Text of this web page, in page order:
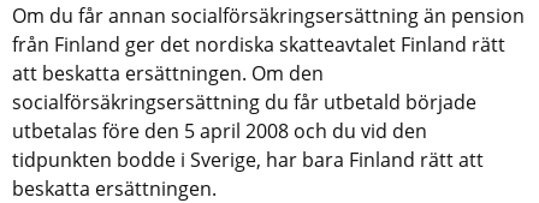
Om du får annan socialförsäkringsersättning än pension
från Finland ger det nordiska skatteavtalet Finland rätt
att beskatta ersättningen. Om den
socialförsäkringsersättning du får utbetald började
utbetalas före den 5 april 2008 och du vid den
tidpunkten bodde i Sverige, har bara Finland rätt att
beskatta ersättningen.